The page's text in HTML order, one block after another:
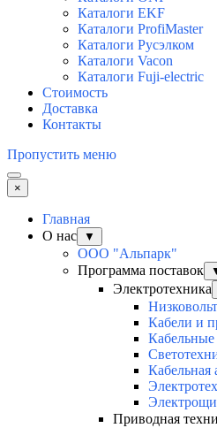
Каталоги EKF
Каталоги ProfiMaster
Каталоги Русэлком
Каталоги Vacon
Каталоги Fuji-electric
Стоимость
Доставка
Контакты
Пропустить меню
×
Главная
О нас
▼
ООО "Альпарк"
Программа поставок
Электротехника
Кабели и
Кабельные
Кабельная
Приводная